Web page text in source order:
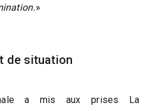
»
de situation
a mis aux prises La